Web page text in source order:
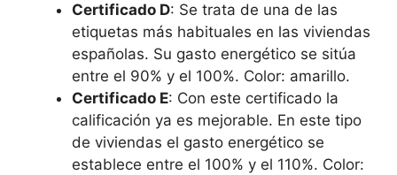
Certificado D: Se trata de una de las
etiquetas más habituales en las viviendas
españolas. Su gasto energético se sitúa
entre el 90% y el 100%. Color: amarillo.
Certificado E: Con este certificado la
calificación ya es mejorable. En este tipo
de viviendas el gasto energético se
establece entre el 100% y el 110%. Color: